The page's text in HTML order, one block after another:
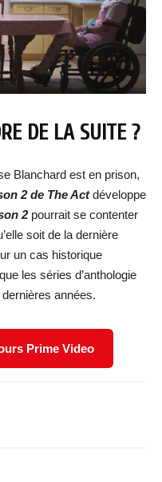
DE LA SUITE ?
Blanchard est en prison,
2 de The Actdéveloppe
2 pourrait se contenter
soit de la dernière
un cas historique
les séries d’anthologie
années.
Prime Video